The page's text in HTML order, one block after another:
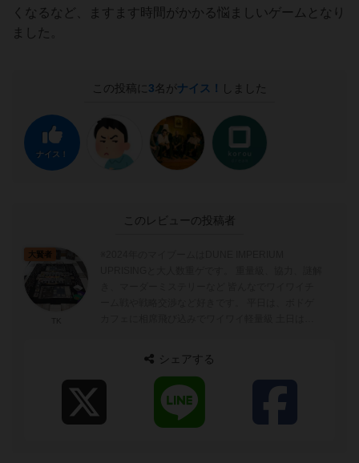
くなるなど、ますます時間がかかる悩ましいゲームとなり
ました。
この投稿に 3名がナイス！ しました
ナイス！
このレビューの投稿者
大賢者
シェアする